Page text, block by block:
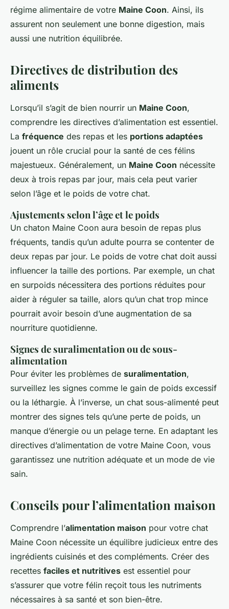
régime alimentaire de votre Maine Coon. Ainsi, ils
assurent non seulement une bonne digestion, mais
aussi une nutrition équilibrée.
Directives de distribution des
aliments
Lorsqu’il s’agit de bien nourrir un Maine Coon,
comprendre les directives d’alimentation est essentiel.
La fréquence des repas et les portions adaptées
jouent un rôle crucial pour la santé de ces félins
majestueux. Généralement, un Maine Coon nécessite
deux à trois repas par jour, mais cela peut varier
selon l’âge et le poids de votre chat.
Ajustements selon l’âge et le poids
Un chaton Maine Coon aura besoin de repas plus
fréquents, tandis qu’un adulte pourra se contenter de
deux repas par jour. Le poids de votre chat doit aussi
influencer la taille des portions. Par exemple, un chat
en surpoids nécessitera des portions réduites pour
aider à réguler sa taille, alors qu’un chat trop mince
pourrait avoir besoin d’une augmentation de sa
nourriture quotidienne.
Signes de suralimentation ou de sous-
alimentation
Pour éviter les problèmes de suralimentation,
surveillez les signes comme le gain de poids excessif
ou la léthargie. À l’inverse, un chat sous-alimenté peut
montrer des signes tels qu’une perte de poids, un
manque d’énergie ou un pelage terne. En adaptant les
directives d’alimentation de votre Maine Coon, vous
garantissez une nutrition adéquate et un mode de vie
sain.
Conseils pour l’alimentation maison
Comprendre l’alimentation maison pour votre chat
Maine Coon nécessite un équilibre judicieux entre des
ingrédients cuisinés et des compléments. Créer des
recettes faciles et nutritives est essentiel pour
s’assurer que votre félin reçoit tous les nutriments
nécessaires à sa santé et son bien-être.